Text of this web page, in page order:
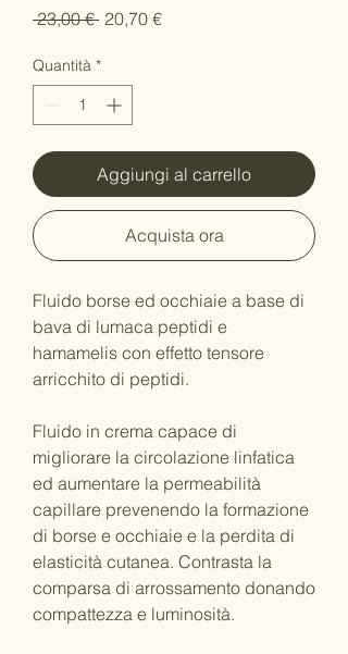
23,00 € Prezzo
20,70 €Prezzo
Quantità *
Aggiungi al carrello
Acquista ora
Fluido borse ed occhiaie a base di
bava di lumaca peptidi e
hamamelis con effetto tensore
arricchito di peptidi.
Fluido in crema capace di
migliorare la circolazione linfatica
ed aumentare la permeabilità
capillare prevenendo la formazione
di borse e occhiaie e la perdita di
elasticità cutanea. Contrasta la
comparsa di arrossamento donando
compattezza e luminosità.